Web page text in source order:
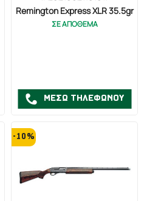
Remington Express XLR 35.5gr
ΣΕ ΑΠΟΘΕΜΑ
ΜΕΣΩ ΤΗΛΕΦΩΝΟΥ
-10%